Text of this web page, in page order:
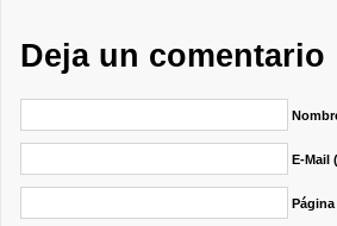
Deja un comentario
E-Mail